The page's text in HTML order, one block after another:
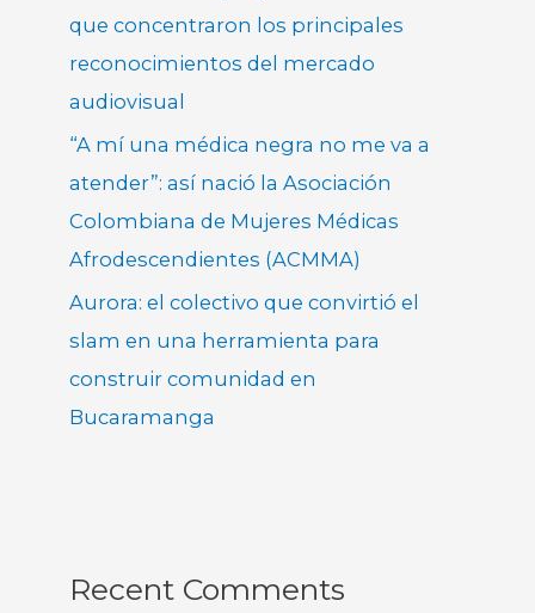
que concentraron los principales
reconocimientos del mercado
audiovisual
“A mí una médica negra no me va a
atender”: así nació la Asociación
Colombiana de Mujeres Médicas
Afrodescendientes (ACMMA)
Aurora: el colectivo que convirtió el
slam en una herramienta para
construir comunidad en
Bucaramanga
Recent Comments